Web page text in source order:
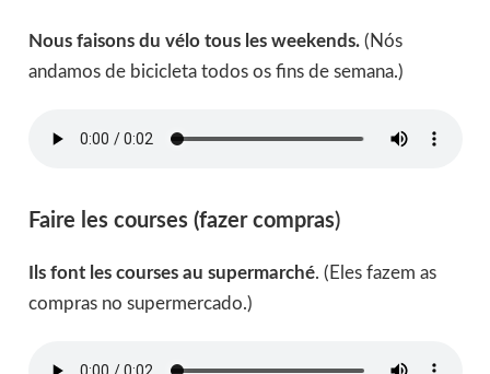
Nous faisons du vélo tous les weekends. (Nós
andamos de bicicleta todos os fins de semana.)
Faire les courses (fazer compras)
Ils font les courses au supermarché. (Eles fazem as
compras no supermercado.)